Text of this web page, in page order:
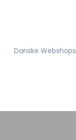
Danske Webshops